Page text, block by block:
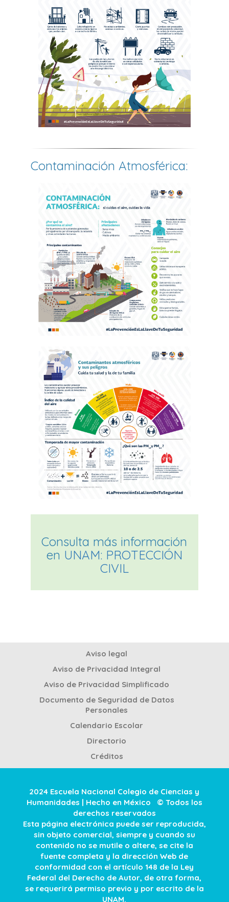
Contaminación Atmosférica:
Consulta más información
en UNAM: PROTECCIÓN
CIVIL
Aviso legal
Aviso de Privacidad Integral
Aviso de Privacidad Simplificado
Documento de Seguridad de Datos
Personales
Calendario Escolar
Directorio
Créditos
2024 Escuela Nacional Colegio de Ciencias y
Humanidades | Hecho en México © Todos los
derechos reservados
Esta página electrónica puede ser reproducida,
sin objeto comercial, siempre y cuando su
contenido no se mutile o altere, se cite la
fuente completa y la dirección Web de
conformidad con el artículo 148 de la Ley
Federal del Derecho de Autor, de otra forma,
se requerirá permiso previo y por escrito de la
UNAM.